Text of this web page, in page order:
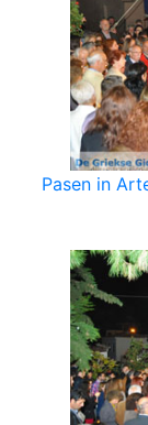
Pasen in